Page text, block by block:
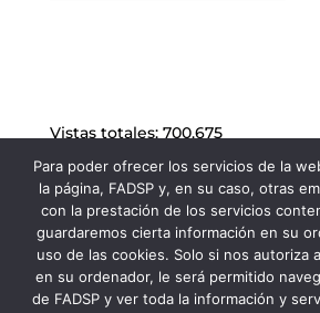
Vistas totales: 700.675
Para poder ofrecer los servicios de la
la página, FADSP y, en su caso, otras
con la prestación de los servicios
guardaremos cierta información en su
uso de las cookies. Solo si nos autoriza
en su ordenador, le será permitido
de FADSP y ver toda la información y